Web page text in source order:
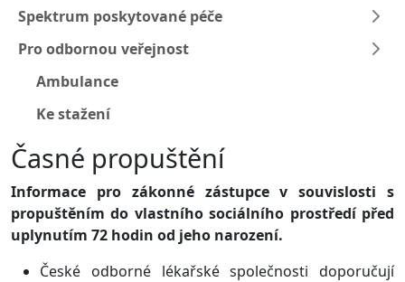
Spektrum poskytované péče
Pro odbornou veřejnost
Ambulance
Ke stažení
Časné propuštění
Informace pro zákonné zástupce v souvislosti s
propuštěním do vlastního sociálního prostředí před
uplynutím 72 hodin od jeho narození.
České odborné lékařské společnosti doporučují